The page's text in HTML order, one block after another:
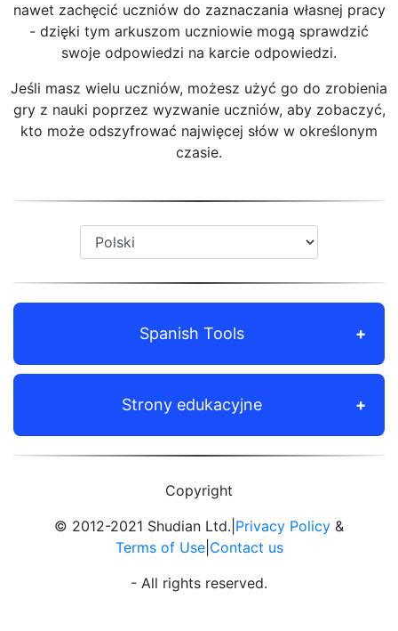
nawet zachęcić uczniów do zaznaczania własnej pracy
- dzięki tym arkuszom uczniowie mogą sprawdzić
swoje odpowiedzi na karcie odpowiedzi.
Jeśli masz wielu uczniów, możesz użyć go do zrobienia
gry z nauki poprzez wyzwanie uczniów, aby zobaczyć,
kto może odszyfrować najwięcej słów w określonym
czasie.
Spanish Tools
Strony edukacyjne
Copyright
© 2012-2021 Shudian Ltd.| Privacy Policy &
Terms of Use| Contact us
- All rights reserved.